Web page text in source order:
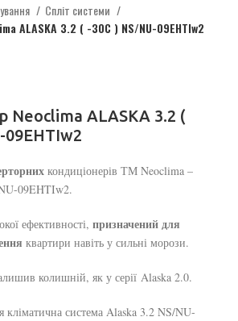
Спліт системи
ALASKA 3.2 ( -30C ) NS/NU-09EHTIw2
Neoclima ALASKA 3.2 (
09EHTIw2
кондиціонерів ТМ Neoclima –
09EHTIw2.
ефективності, призначений для
квартири навіть у сильні морози.
колишній, як у серії Alaska 2.0.
кліматична система Alaska 3.2 NS/NU-